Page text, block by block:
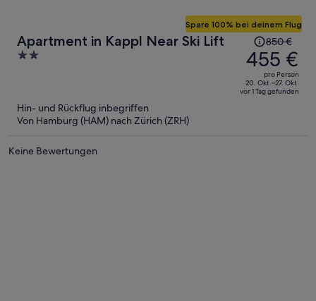
Apartment in Kappl Near Ski Lift
2
5
Spare 100% bei deinem Flug
Der
Preis
betrug
850 €,
jetzt
850 €
455 €
pro Person
20. Okt.–27. Okt.
vor 1 Tag gefunden
Hin- und Rückflug inbegriffen
Von Hamburg (HAM) nach Zürich (ZRH)
Keine Bewertungen